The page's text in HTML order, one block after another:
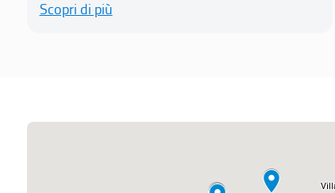
Scopri di più